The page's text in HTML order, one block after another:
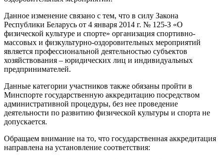
Данное изменение связано с тем, что в силу Закона
Республики Беларусь от 4 января 2014 г. № 125-З «О
физической культуре и спорте» организация спортивно-
массовых и физкультурно-оздоровительных мероприятий
является профессиональной деятельностью субъектов
хозяйствования – юридических лиц и индивидуальных
предпринимателей.
Данные категории участников также обязаны пройти в
Минспорте государственную аккредитацию посредством
административной процедуры, без нее проведение
деятельности по развитию физической культуры и спорта не
допускается.
Обращаем внимание на то, что государственная аккредитация
направлена на установление соответствия: